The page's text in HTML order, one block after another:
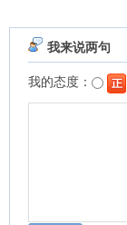
我来说两句
我的态度：